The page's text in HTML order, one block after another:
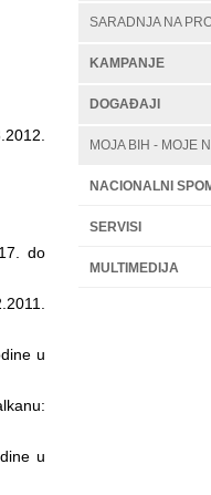
do
u
u
SARADNJA NA
KAMPANJE
DOGAĐAJI
MOJA BIH - MOJE
NACIONALNI
SERVISI
MULTIMEDIJA